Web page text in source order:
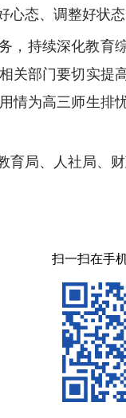
态、调整好状
，持续深化教育
关部门要切实
情为高三师生
局、人社局、
扫一扫在手